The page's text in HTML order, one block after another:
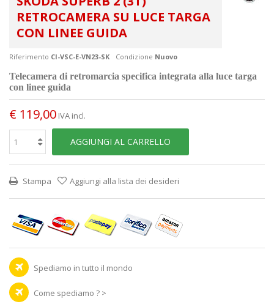
RETROCAMERA SU LUCE TARGA
CON LINEE GUIDA
Riferimento CI-VSC-E-VN23-SK Condizione Nuovo
Telecamera di retromarcia specifica integrata alla luce targa
con linee guida
€ 119,00 IVA incl.
AGGIUNGI AL CARRELLO
Stampa Aggiungi alla lista dei desideri
Spediamo in tutto il mondo
Come spediamo ? >